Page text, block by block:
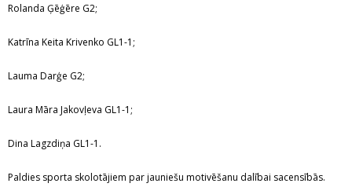
Rolanda Ģēģēre G2;
Katrīna Keita Krivenko GL1-1;
Lauma Darģe G2;
Laura Māra Jakovļeva GL1-1;
Dina Lagzdiņa GL1-1.
Paldies sporta skolotājiem par jauniešu motivēšanu dalībai sacensībās.